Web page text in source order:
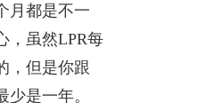
月都是不一
，虽然LPR每
，但是你跟
是一年。